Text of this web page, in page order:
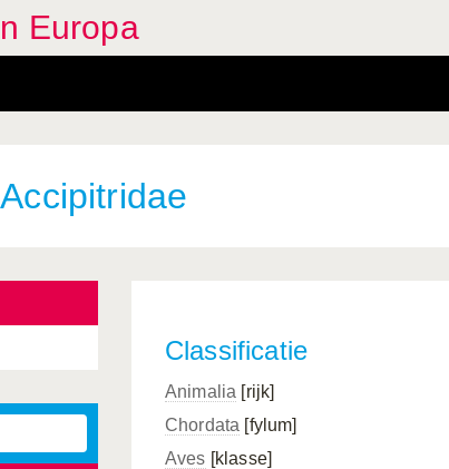
Europa
Classificatie
Animalia [rijk]
Chordata [fylum]
Aves [klasse]